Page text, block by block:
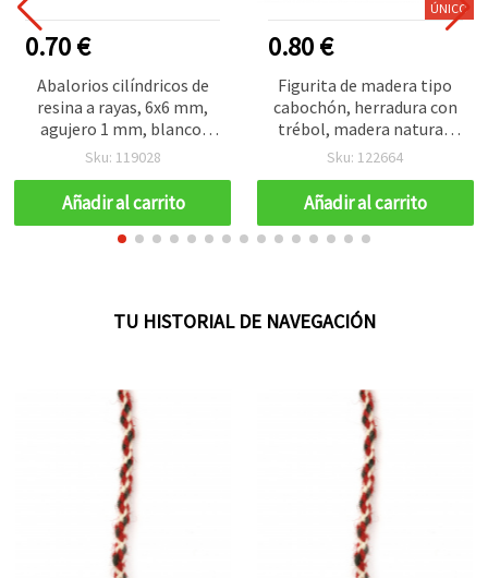
0.70 €
Abalorios cilíndricos de
resina a rayas, 6x6 mm,
agujero 1 mm, blanco,
verde y rojo - 20 piezas
Sku: 119028
Añadir al carrito
ÚNICO
0.80 €
Figurita de madera tipo
cabochón, herradura con
trébol, madera natural,
39x31x2 mm - 10 piezas
Sku: 122664
Añadir al carrito
TU HISTORIAL DE NAVEGACIÓN